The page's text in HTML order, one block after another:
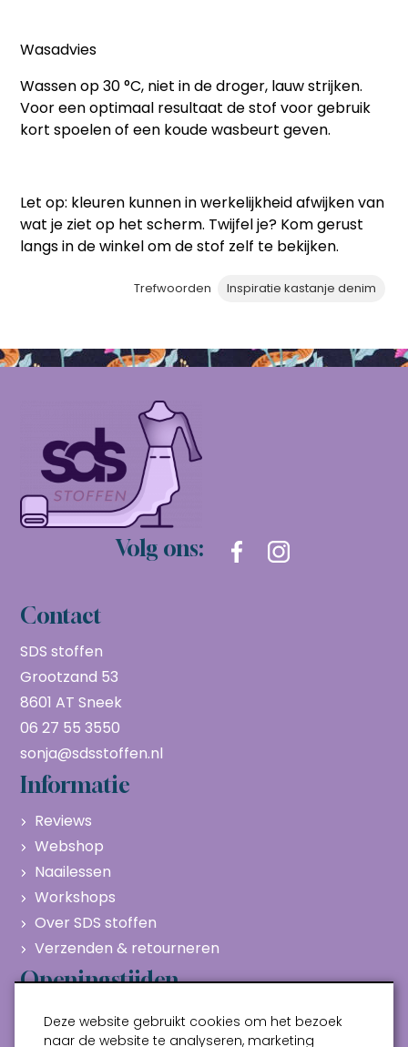
Wasadvies
Wassen op 30 °C, niet in de droger, lauw strijken.
Voor een optimaal resultaat de stof voor gebruik
kort spoelen of een koude wasbeurt geven.
Let op: kleuren kunnen in werkelijkheid afwijken van
wat je ziet op het scherm. Twijfel je? Kom gerust
langs in de winkel om de stof zelf te bekijken.
Trefwoorden Inspiratie kastanje denim
Volg ons:
Contact
SDS stoffen
Grootzand 53
8601 AT Sneek
06 27 55 3550
sonja@sdsstoffen.nl
Informatie
Reviews
Webshop
Naailessen
Workshops
Over SDS stoffen
Verzenden & retourneren
Openingstijden
Maandag
Gesloten
Dinsdag
10:00 - 17:00
Deze website gebruikt cookies om het bezoek
naar de website te analyseren, marketing